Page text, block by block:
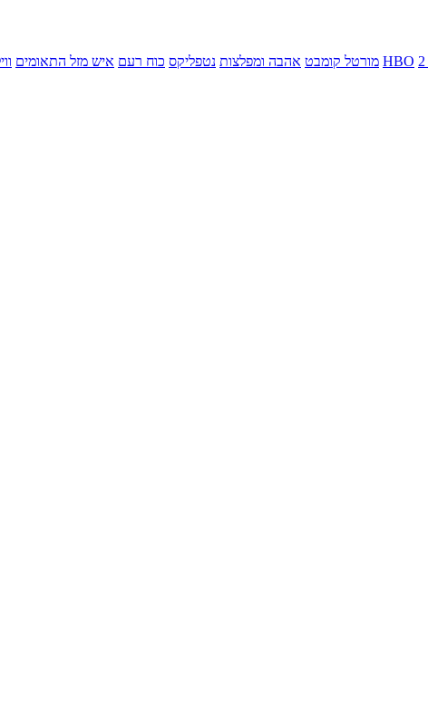
HBO מורטל קומבט אהבה ומפלצות נטפליקס כוח רעם איש מזל התאומים